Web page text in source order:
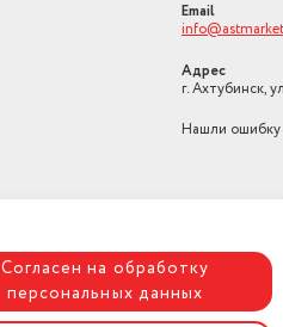
Email
Адрес
г. Ахтубинск,
Нашли ошибку
Согласен на обработку
персональных данных